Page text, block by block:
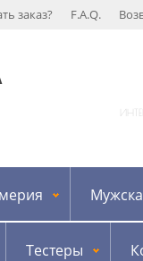
заказ? F.A.Q.
Тестеры